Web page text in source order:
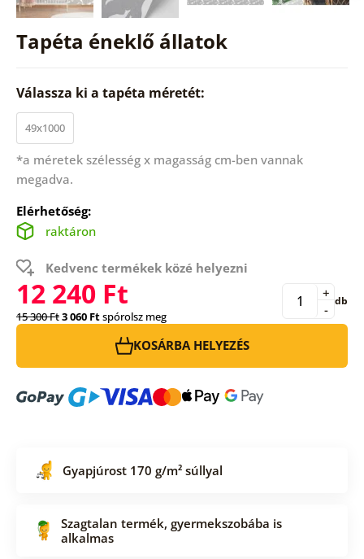
Tapéta éneklő állatok
Válassza ki a tapéta méretét:
49x1000
*a méretek szélesség x magasság cm-ben vannak
megadva.
Elérhetőség:
raktáron
Kedvenc termékek közé helyezni
12 240 Ft
15 300 Ft3 060 Ftspórolsz meg -
+ db
KOSÁRBA HELYEZÉS
Gyapjúrost 170 g/m² súllyal
Szagtalan termék, gyermekszobába is
alkalmas